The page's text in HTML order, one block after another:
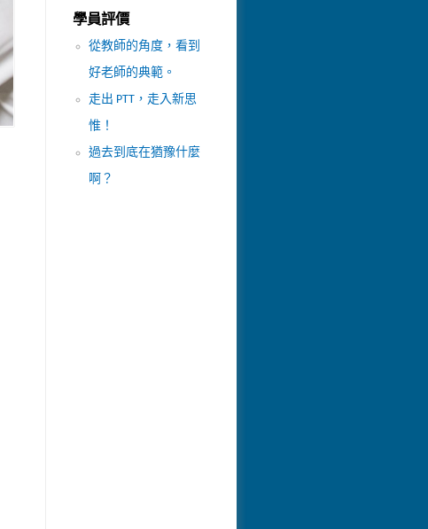
學員評價
從教師的角度，看到
好老師的典範。
走出 PTT，走入新思
惟！
過去到底在猶豫什麼
啊？